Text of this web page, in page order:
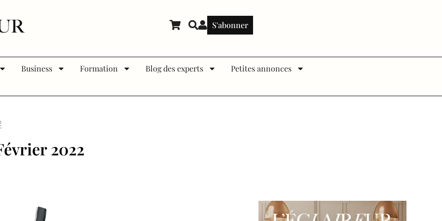
S'abonner
Business Formation Blog des experts Petites annonces
2022